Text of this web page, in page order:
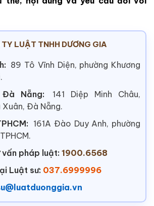
LUẬT TNHH DƯƠNG GIA
89 Tô Vĩnh Diện, phường Khương
Đà Nẵng:
141 Diệp Minh Châu,
Xuân, Đà Nẵng.
161A Đào Duy Anh, phường
pháp luật: 1900.6568
Luật sư: 037.6999996